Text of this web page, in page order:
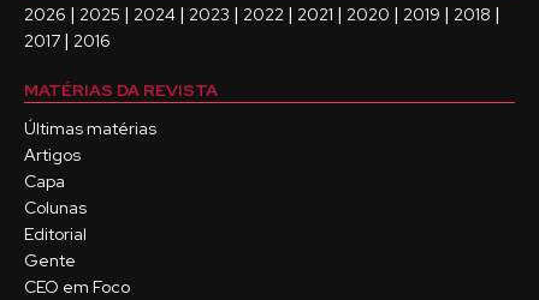
2026 | 2025 | 2024 | 2023 | 2022 | 2021 | 2020 | 2019 | 2018 |
2017 | 2016
MATÉRIAS DA REVISTA
Últimas matérias
Artigos
Capa
Colunas
Editorial
Gente
CEO em Foco